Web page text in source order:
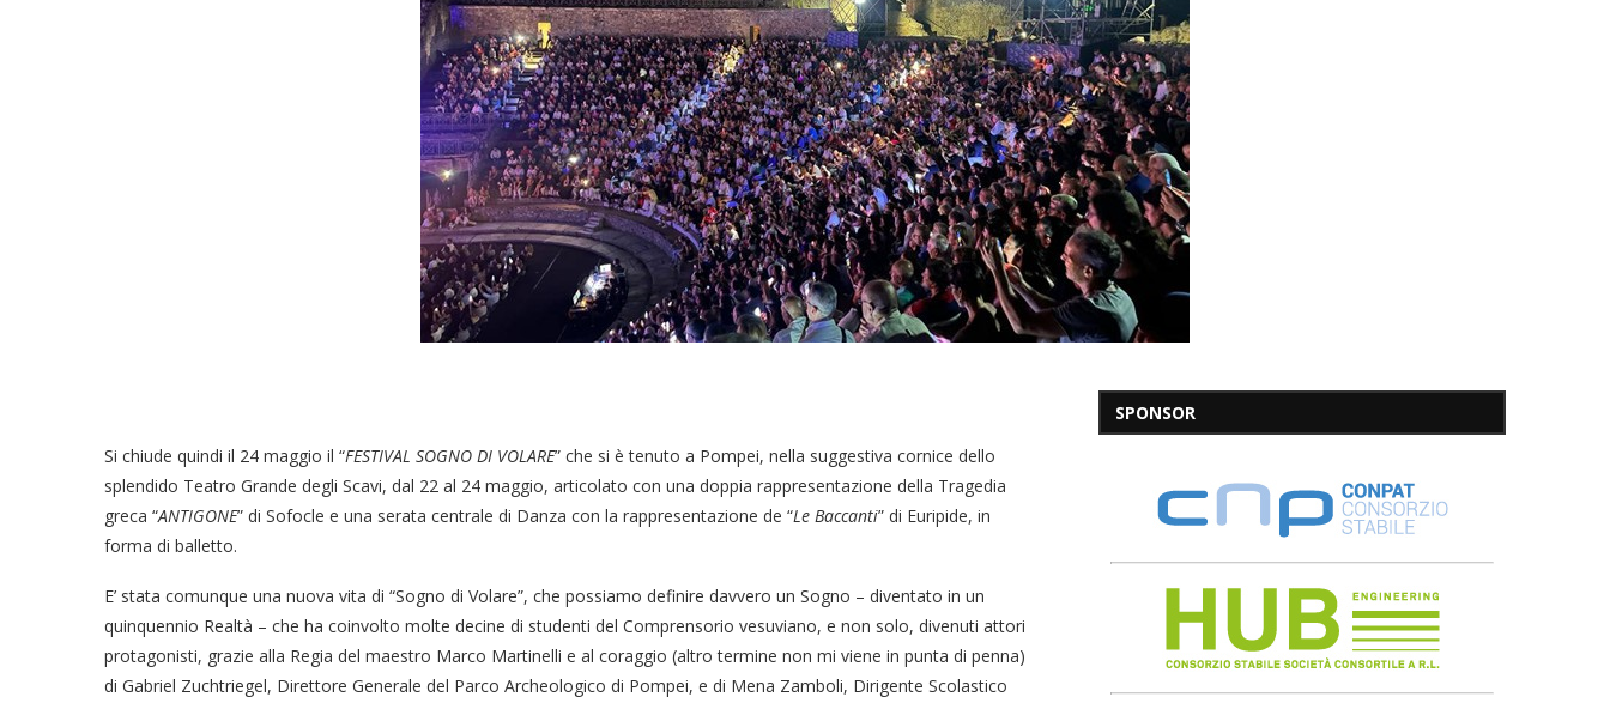
Si chiude quindi il 24 maggio il “FESTIVAL SOGNO DI VOLARE” che si è tenuto a Pompei, nella suggestiva cornice dello
splendido Teatro Grande degli Scavi, dal 22 al 24 maggio, articolato con una doppia rappresentazione della Tragedia
greca “ANTIGONE” di Sofocle e una serata centrale di Danza con la rappresentazione de “Le Baccanti” di Euripide, in
forma di balletto.
E’ stata comunque una nuova vita di “Sogno di Volare”, che possiamo definire davvero un Sogno – diventato in un
quinquennio Realtà – che ha coinvolto molte decine di studenti del Comprensorio vesuviano, e non solo, divenuti attori
protagonisti, grazie alla Regia del maestro Marco Martinelli e al coraggio (altro termine non mi viene in punta di penna)
di Gabriel Zuchtriegel, Direttore Generale del Parco Archeologico di Pompei, e di Mena Zamboli, Dirigente Scolastico
SPONSOR